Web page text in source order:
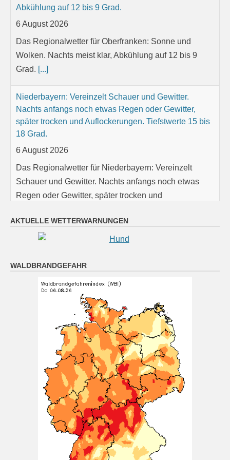
Abkühlung auf 12 bis 9 Grad.
6 August 2026
Das Regionalwetter für Oberfranken: Sonne und
Wolken. Nachts meist klar, Abkühlung auf 12 bis 9
Grad. [...]
Niederbayern: Vereinzelt Schauer und Gewitter.
Nachts anfangs noch etwas Regen oder Gewitter,
später trocken und Auflockerungen. Tiefstwerte 15 bis
18 Grad.
6 August 2026
Das Regionalwetter für Niederbayern: Vereinzelt
Schauer und Gewitter. Nachts anfangs noch etwas
Regen oder Gewitter, später trocken und
Oberpfalz: Teils sonnig, teils wolkig; vereinzelt
locker bewölkt, Abkühlung auf 16 bis 10 Grad.
Das Regionalwetter für Oberpfalz: Teils sonnig, teils
wolkig; vereinzelt Schauer oder Gewitter möglich.
Nachts klar oder locker bewölkt, Abkühlung auf 16 bis
München (6.8. 16:00): Regen 22°
6 August 2026
Wetterwerte von Donnerstag 06.08.2026 16:00:
Wetterzustand: Regen Lufttemperatur in 2 Metern
Höhe: 22° mittlere Windgeschwindigkeit: 3 km/h
mittlere Windrichtung: SW[...]
AKTUELLE WETTERWARNUNGEN
WALDBRANDGEFAHR